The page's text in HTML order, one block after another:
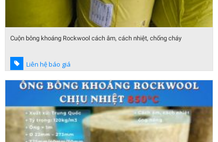
Cuộn bông khoáng Rockwool cách âm, cách nhiệt, chống cháy
Liên hệ báo giá